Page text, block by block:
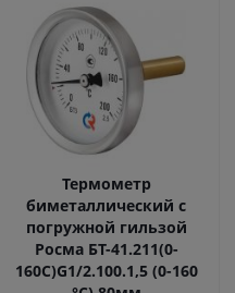
Термометр
биметаллический с
погружной гильзой
Росма БТ-41.211(0-
160С)G1/2.100.1,5 (0-160